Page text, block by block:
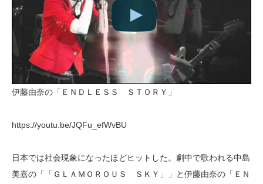
伊藤由奈の「ＥＮＤＬＥＳＳ ＳＴＯＲＹ」
https://youtu.be/JQFu_efWvBU
日本では社会現象になったほどヒットした。劇中で歌われる中島
美嘉の「「ＧＬＡＭＯＲＯＵＳ ＳＫＹ」」と伊藤由奈の「ＥＮ